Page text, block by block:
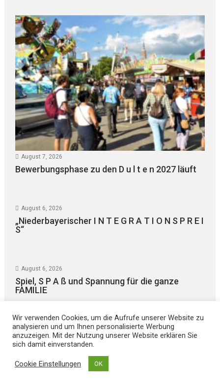
August 7, 2026
Bewerbungsphase zu den D u l t e n 2027 läuft
August 6, 2026
„Niederbayerischer I N T E G R A T I O N S P R E I
S“
August 6, 2026
Spiel, S P A ß und Spannung für die ganze
FAMILIE
Wir verwenden Cookies, um die Aufrufe unserer Website zu
analysieren und um Ihnen personalisierte Werbung
anzuzeigen. Mit der Nutzung unserer Website erklären Sie
sich damit einverstanden.
Cookie Einstellungen OK